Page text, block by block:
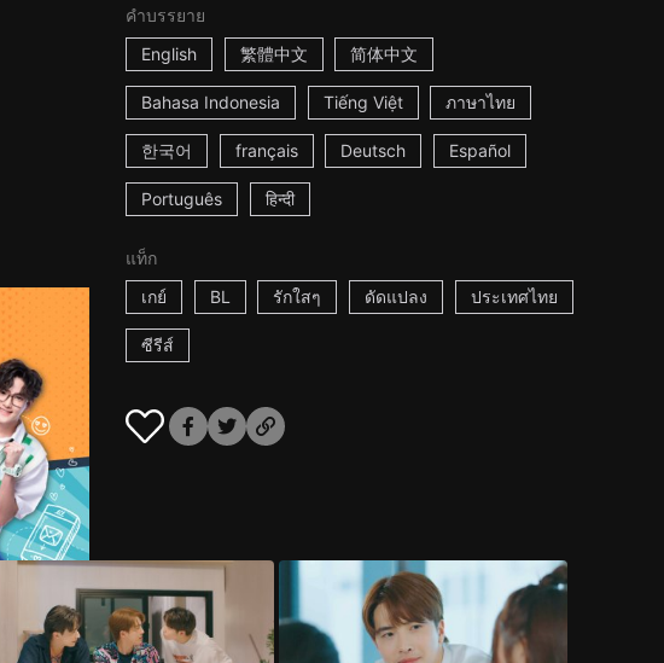
คำบรรยาย
English
繁體中文 简体中文
Bahasa Indonesia Tiếng Việt ภาษาไทย
한국어 français Deutsch Español
Português हिन्दी
แท็ก
เกย์
BL รักใสๆ ดัดแปลง ประเทศไทย
ซีรีส์